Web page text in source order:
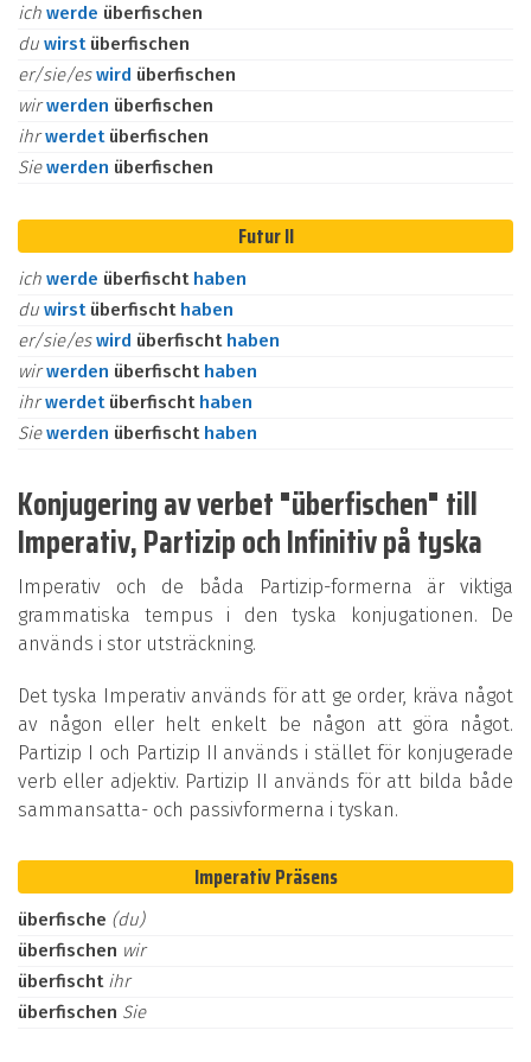
ich werde überfischen
du wirst überfischen
er/sie/eswird überfischen
wirwerden überfischen
ihrwerdet überfischen
Siewerden überfischen
Futur II
ich werde überfischt haben
du wirst überfischt haben
er/sie/eswird überfischt haben
wirwerden überfischt haben
ihrwerdet überfischt haben
Siewerden überfischt haben
Konjugering av verbet "überfischen" till
Imperativ, Partizip och Infinitiv på tyska
Imperativ och de båda Partizip-formerna är viktiga
grammatiska tempus i den tyska konjugationen. De
används i stor utsträckning.
Det tyska Imperativ används för att ge order, kräva något
av någon eller helt enkelt be någon att göra något.
Partizip I och Partizip II används i stället för konjugerade
verb eller adjektiv. Partizip II används för att bilda både
sammansatta- och passivformerna i tyskan.
Imperativ Präsens
überfische (du)
überfischen wir
überfischt ihr
überfischen Sie